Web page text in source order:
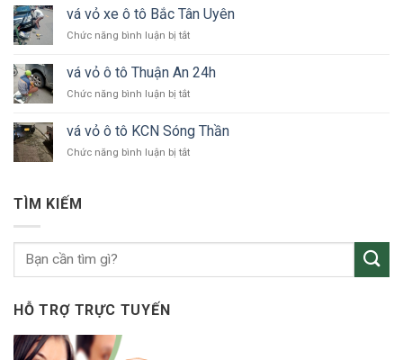
24h
Dương
vỏ
xe
ô
KCN
vá vỏ xe ô tô Bắc Tân Uyên
Chức năng bình luận bị tắtở
vỏ
xe
ô
Bắc
Tân
Uyên
vá vỏ ô tô Thuận An 24h
Chức năng bình luận bị tắtở
ô
tô
vá vỏ ô tô KCN Sóng Thần
Chức năng bình luận bị tắtở
Sóng
TÌM KIẾM
HỖ TRỢ TRỰC TUYẾN